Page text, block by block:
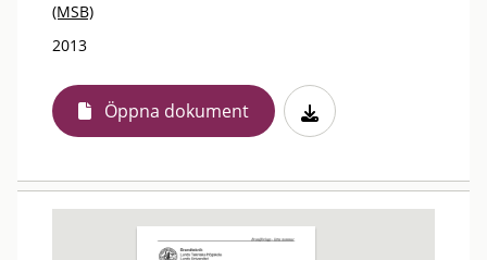
(MSB)
2013
Öppna dokument